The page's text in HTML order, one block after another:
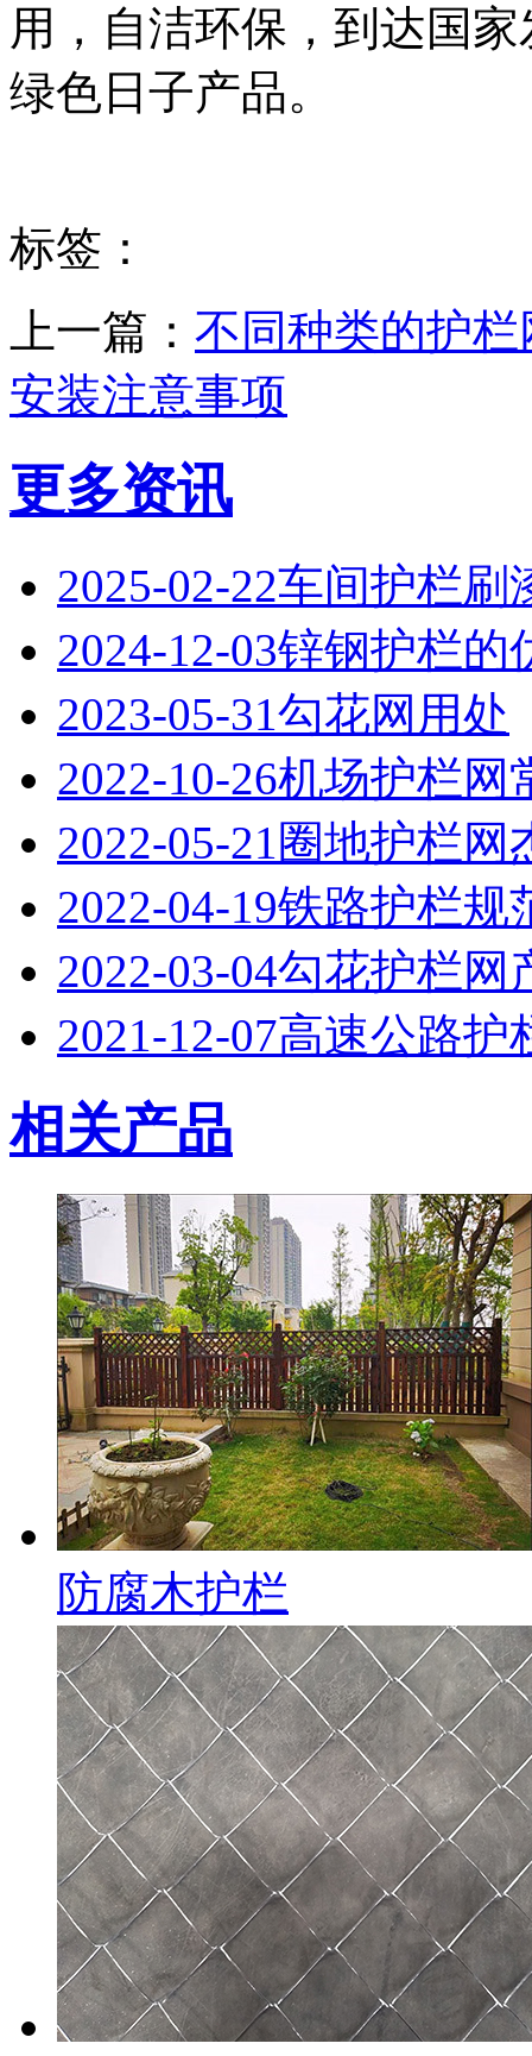
用，自洁环保，到达国
绿色日子产品。
标签：
上一篇： 不同种类的护栏
安装注意事项
更多资讯
2025-02-22车间护栏刷
2024-12-03锌钢护栏的
2023-05-31勾花网用处
2022-10-26机场护栏网
2022-05-21 圈地护栏网
2022-04-19铁路护栏规
2022-03-04勾花护栏网
2021-12-07高速公路护
相关产品
防腐木护栏